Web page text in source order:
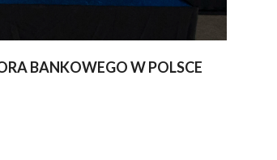
BANKOWEGO W POLSCE